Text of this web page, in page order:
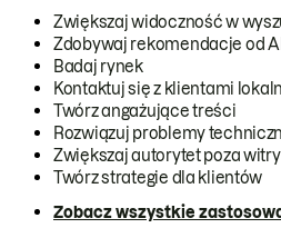
Zwiększaj widoczność w
Zdobywaj rekomendacje od AI
Badaj rynek
Kontaktuj się z klientami
Twórz angażujące treści
Rozwiązuj problemy
Zwiększaj autorytet poza
Twórz strategie dla klientów
Zobacz wszystkie